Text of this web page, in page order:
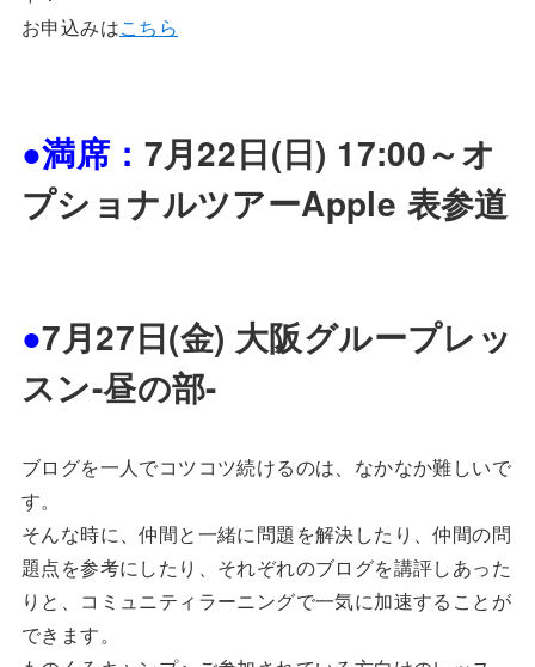
お申込みはこちら
●満席： 7月22日(日) 17:00～オ
プショナルツアーApple 表参道
●7月27日(金) 大阪グループレッ
スン-昼の部-
ブログを一人でコツコツ続けるのは、なかなか難しいで
す。
そんな時に、仲間と一緒に問題を解決したり、仲間の問
題点を参考にしたり、それぞれのブログを講評しあった
りと、コミュニティラーニングで一気に加速することが
できます。